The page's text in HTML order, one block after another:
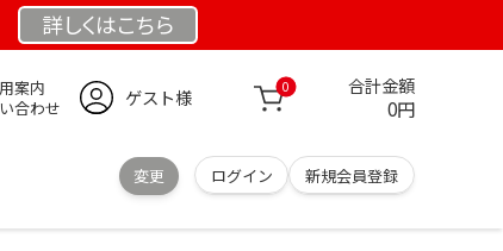
詳しくはこちら
案内
合わせ
ゲスト様 0 合計金額
0円
変更 ログイン 新規会員登録